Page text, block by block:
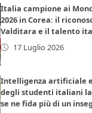
Italia campione ai
2026 in Corea: il
Valditara e il talento
17 Luglio 2026
Intelligenza artificiale
degli studenti italiani la
se ne fida più di un